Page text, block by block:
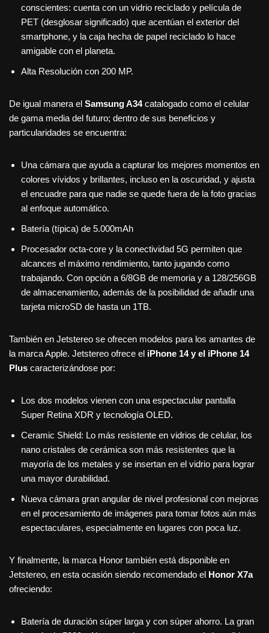
conscientes: cuenta con un vidrio reciclado y película de
PET (desglosar significado) que acentúan el exterior del
smartphone, y la caja hecha de papel reciclado lo hace
amigable con el planeta.
Alta Resolución con 200 MP.
De igual manera el Samsung A34catalogado como el celular
de gama media del futuro; dentro de sus beneficios y
particularidades se encuentra:
Una cámara que ayuda a capturar los mejores momentos en
colores vívidos y brillantes, incluso en la oscuridad, y ajusta
el encuadre para que nadie se quede fuera de la foto gracias
al enfoque automático.
Batería (típica) de 5.000mAh
Procesador octa-core y la conectividad 5G permiten que
alcances el máximo rendimiento, tanto jugando como
trabajando. Con opción a 6/8GB de memoria y a 128/256GB
de almacenamiento, además de la posibilidad de añadir una
tarjeta microSD de hasta un 1TB.
También en Jetstereo se ofrecen modelos para los amantes de
la marca Apple. Jetstereo ofrece el iPhone 14 y el iPhone 14
Plus caracterizándose por:
Los dos modelos vienen con una espectacular pantalla
Super Retina XDR y tecnología OLED.
Ceramic Shield: Lo más resistente en vidrios de celular, los
nano cristales de cerámica son más resistentes que la
mayoría de los metales y se insertan en el vidrio para lograr
una mayor durabilidad.
Nueva cámara gran angular de nivel profesional con mejoras
en el procesamiento de imágenes para tomar fotos aún más
espectaculares, especialmente en lugares con poca luz.
Y finalmente, la marca Honor también está disponible en
Jetstereo, en esta ocasión siendo recomendado el Honor X7a
ofreciendo:
Batería de duración súper larga y con súper ahorro. La gran